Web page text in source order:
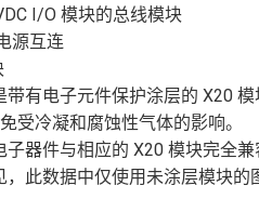
I/O 模块的总线模块
源互连
带有电子元件保护涂层的 X20
受冷凝和腐蚀性气体的影响。
器件与相应的 X20 模块完全兼
，此数据中仅使用未涂层模块的